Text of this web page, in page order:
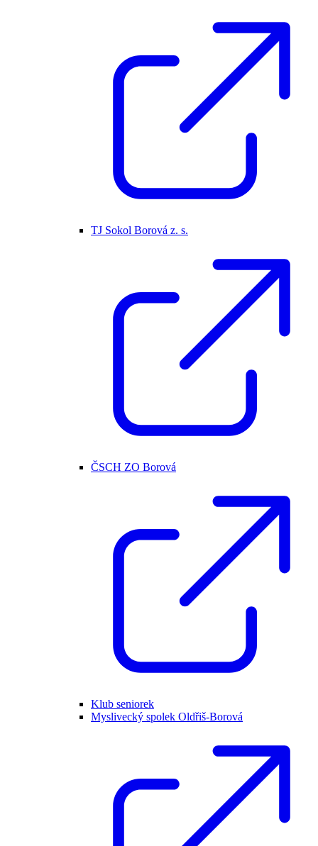
TJ Sokol Borová z. s.
ČSCH ZO Borová
Klub seniorek
Myslivecký spolek Oldřiš-Borová